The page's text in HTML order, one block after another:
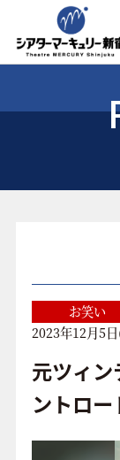
公演情報
アクセス
協賛企業 /
お問い合わせ
FAQ
お笑い
2023年12月5
元ツィ
ントロー